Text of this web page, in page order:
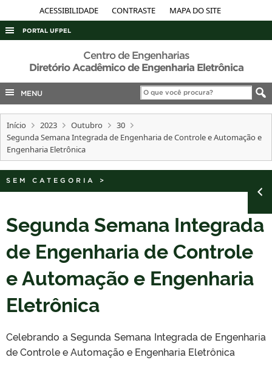
ACESSIBILIDADE CONTRASTE MAPA DO SITE
PORTAL UFPEL
ACESSO À INFORMAÇÃO
AUDITORIA
COBALTO
CONCURSOS
EDITAIS
INTERNACIONAL
Centro de Engenharias
Diretório Acadêmico de Engenharia Eletrônica
MENU
Início 2023 Outubro
30
Segunda Semana Integrada de Engenharia de Controle e Automação e
Engenharia Eletrônica
SEM CATEGORIA >
Segunda Semana Integrada
de Engenharia de Controle
e Automação e Engenharia
Eletrônica
Celebrando a Segunda Semana Integrada de Engenharia
de Controle e Automação e Engenharia Eletrônica